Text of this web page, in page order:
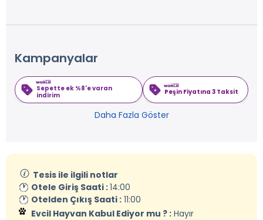
Kampanyalar
Sepette ek %8'e varan
indirim
Peşin Fiyatına 3 Taksit
Daha Fazla Göster
Tesis ile ilgili notlar
Otele Giriş Saati :14:00
Otelden Çıkış Saati : 11:00
Evcil Hayvan Kabul Ediyor mu ? : Hayır